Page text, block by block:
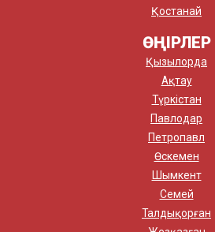
Қостанай
ӨҢІРЛЕР
Қызылорда
Ақтау
Түркістан
Павлодар
Петропавл
Өскемен
Шымкент
Семей
Талдықорған